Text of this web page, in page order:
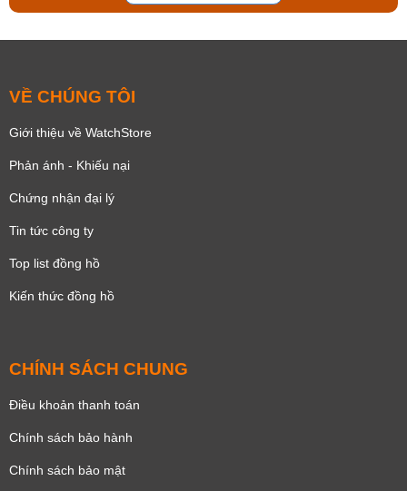
VỀ CHÚNG TÔI
Giới thiệu về WatchStore
Phản ánh - Khiếu nại
Chứng nhận đại lý
Tin tức công ty
Top list đồng hồ
Kiến thức đồng hồ
CHÍNH SÁCH CHUNG
Điều khoản thanh toán
Chính sách bảo hành
Chính sách bảo mật